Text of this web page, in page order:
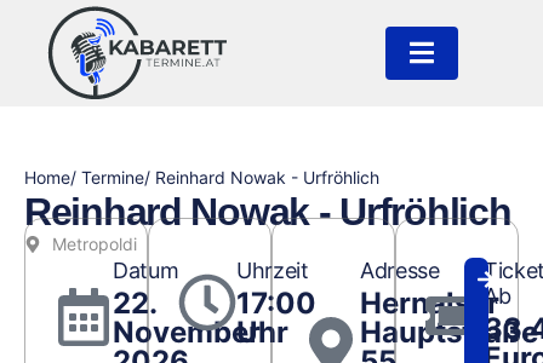
Home/ Termine/ Reinhard Nowak - Urfröhlich
Reinhard Nowak - Urfröhlich
Metropoldi
Datum
22.
November
Uhrzeit
17:00
Uhr
Adresse
Hernalser
Hauptstraße
Ab